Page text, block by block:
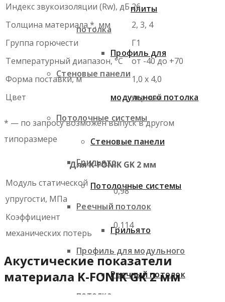
потолка
Стеновые панели
Потолочные системы
Грильято
Реечный потолок
Профиль для модульного
потолка
плиты
Профиль для
модульного потолка
Стеновые панели
Потолочные системы
Грильято
Реечный потолок
Индекс звукоизоляции (Rw), дБ 26
Толщина материала *, мм
2, 3, 4
Группа горючести
Г1
Температурный диапазон, °С
от -40 до +70
Форма поставки, м
1,0 х 4,0
Цвет
черный
* — по запросу возможен выпуск в другом
типоразмере
Для K-FONIK GK 2 мм
Модуль статической
упругости, МПа
0,98
Коэффициент
механических потерь
0,114
Акустические показатели
материала K-FONIK GK 2 мм